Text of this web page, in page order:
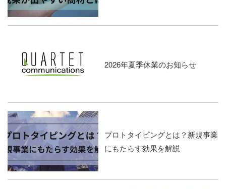
2026年夏季休業のお知らせ
プロトタイピングとは？新規事業
にもたらす効果を解説